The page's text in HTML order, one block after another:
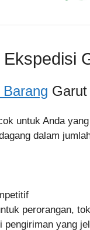
Ekspedisi
untuk Anda
dalam
perorangan,
pengiriman yang